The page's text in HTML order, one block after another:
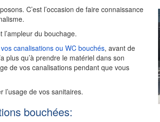
C’est l’occasion de faire connaissance
du bouchage.
canalisations ou WC bouchés, avant de
plus qu’à prendre le matériel dans son
de vos canalisations pendant que vous
l’usage de vos sanitaires.
bouchées: